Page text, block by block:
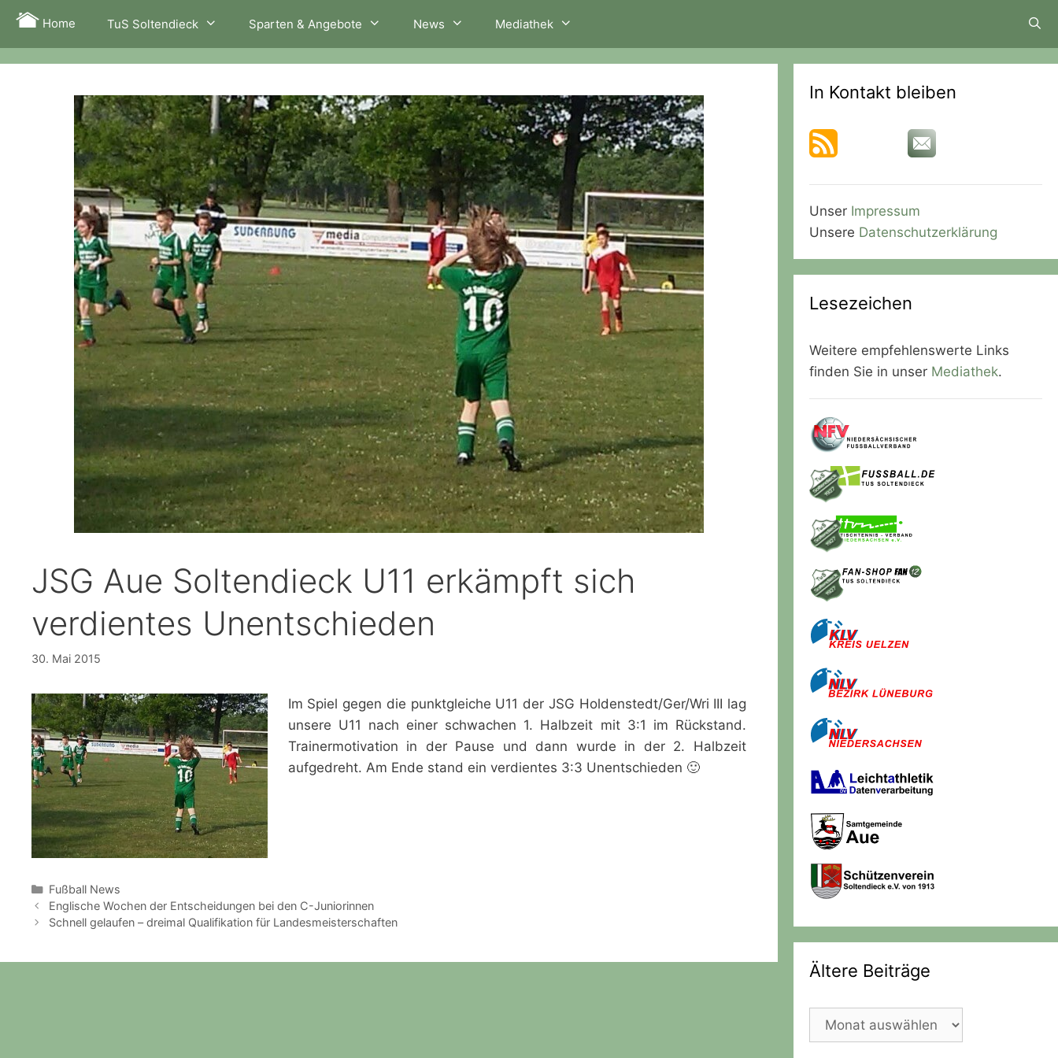
Zum
Inhalt
springen
Home TuS Soltendieck Sparten & Angebote News Mediathek
JSG Aue Soltendieck U11 erkämpft sich
verdientes Unentschieden
30. Mai 2015
Im Spiel gegen die punktgleiche U11 der JSG Holdenstedt/Ger/Wri III lag
unsere U11 nach einer schwachen 1. Halbzeit mit 3:1 im Rückstand.
Trainermotivation in der Pause und dann wurde in der 2. Halbzeit
aufgedreht. Am Ende stand ein verdientes 3:3 Unentschieden 🙂
Kategorien
Fußball News
Englische Wochen der Entscheidungen bei den C-Juniorinnen
Schnell gelaufen – dreimal Qualifikation für Landesmeisterschaften
In Kontakt bleiben
Unser Impressum
Unsere Datenschutzerklärung
Lesezeichen
Weitere empfehlenswerte Links
finden Sie in unser Mediathek.
Ältere Beiträge
Ältere
Beiträge